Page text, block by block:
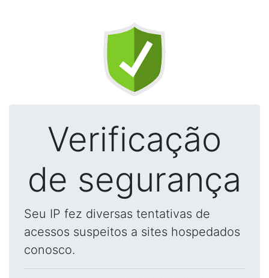
Verificação
de segurança
Seu IP fez diversas tentativas de
acessos suspeitos a sites hospedados
conosco.